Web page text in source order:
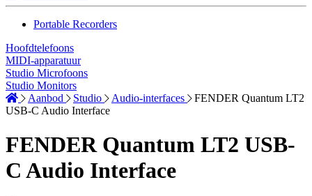
Portable Recorders
Hoofdtelefoons
MIDI-apparatuur
Studio Microfoons
Studio Monitors
Aanbod
Studio Audio-interfaces
FENDER Quantum LT2
USB-C Audio Interface
FENDER Quantum LT2 USB-
C Audio Interface